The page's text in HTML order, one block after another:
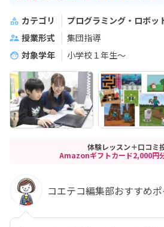
カテゴリ プログラミング・ロボッ
授業形式
集団指導
対象学年
小学校１年生〜
体験レッスン＋口コミ
Amazonギフトカード2,000円
コエテコ編集部おすすめ